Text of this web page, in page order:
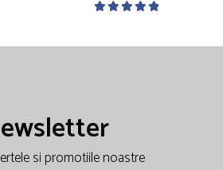
si promotiile noastre